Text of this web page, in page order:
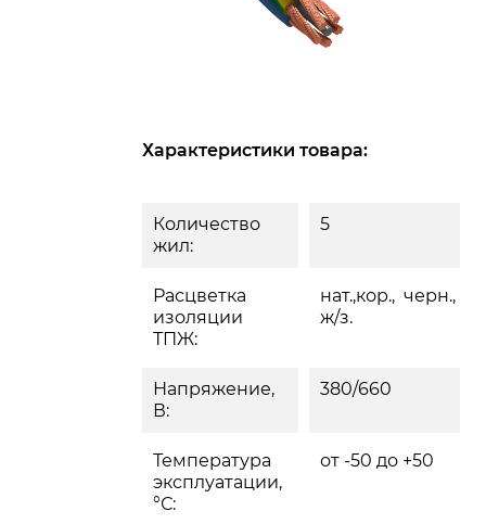
Характеристики товара:
Количество
жил:
5
Расцветка
изоляции
ТПЖ:
нат.,кор., черн.,
ж/з.
Напряжение,
В:
380/660
Температура
эксплуатации,
°С:
от -50 до +50